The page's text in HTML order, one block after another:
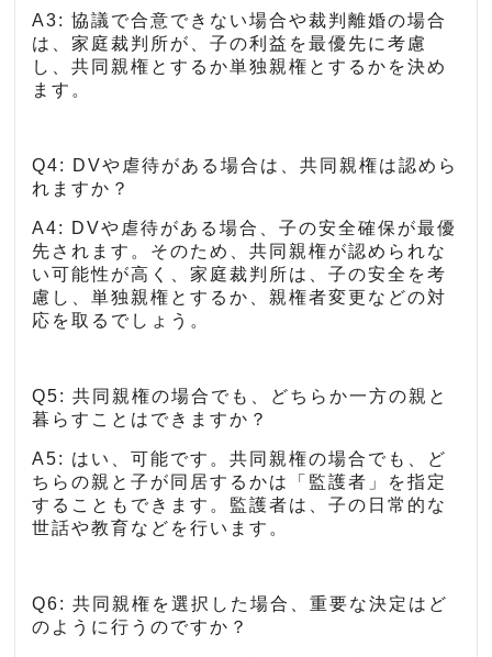
A3: 協議で合意できない場合や裁判離婚の場合
は、家庭裁判所が、子の利益を最優先に考慮
し、共同親権とするか単独親権とするかを決め
ます。
Q4: DVや虐待がある場合は、共同親権は認めら
れますか？
A4: DVや虐待がある場合、子の安全確保が最優
先されます。そのため、共同親権が認められな
い可能性が高く、家庭裁判所は、子の安全を考
慮し、単独親権とするか、親権者変更などの対
応を取るでしょう。
Q5: 共同親権の場合でも、どちらか一方の親と
暮らすことはできますか？
A5: はい、可能です。共同親権の場合でも、ど
ちらの親と子が同居するかは「監護者」を指定
することもできます。監護者は、子の日常的な
世話や教育などを行います。
Q6: 共同親権を選択した場合、重要な決定はど
のように行うのですか？